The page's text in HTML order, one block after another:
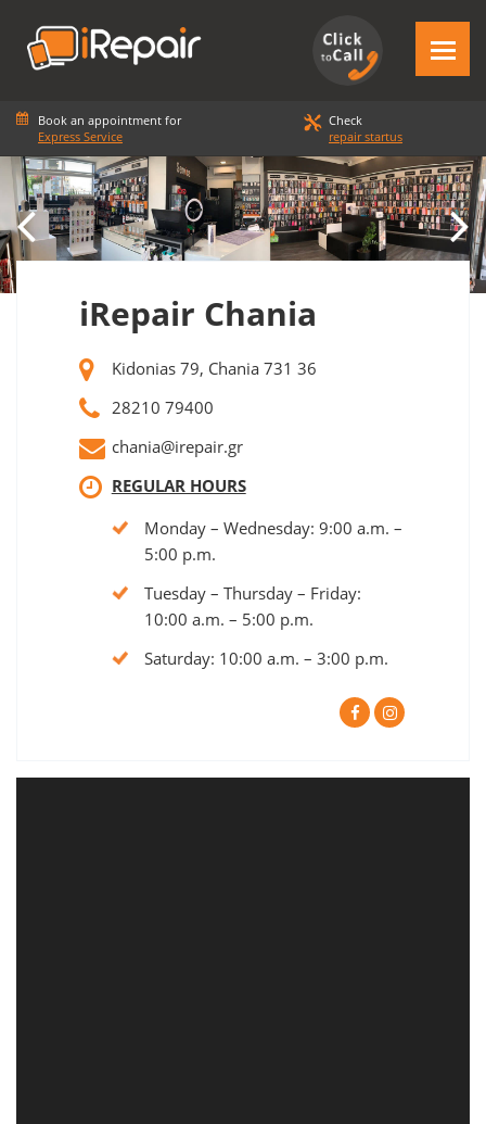
Book an appointment for
Express Service
Check
repair startus
iRepair Chania
Kidonias 79, Chania 731 36
28210 79400
chania@irepair.gr
REGULAR HOURS
Monday – Wednesday: 9:00 a.m. –
5:00 p.m.
Tuesday – Thursday – Friday:
10:00 a.m. – 5:00 p.m.
Saturday: 10:00 a.m. – 3:00 p.m.